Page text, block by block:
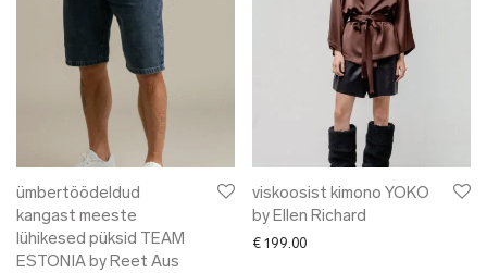
ümbertöödeldud
kangast meeste
lühikesed püksid TEAM
ESTONIA by Reet Aus
viskoosist kimono YOKO
by Ellen Richard
€ 199.00